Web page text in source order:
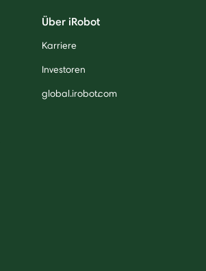
Über iRobot
Karriere
Investoren
global.irobot.com